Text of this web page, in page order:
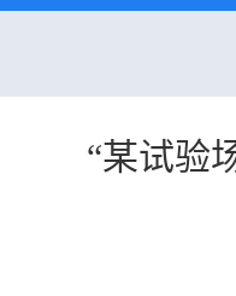
“某试验